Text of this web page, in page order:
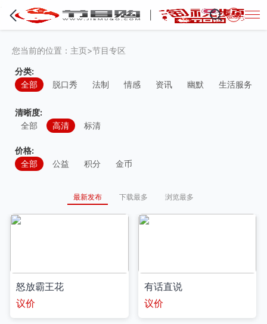
登录
您当前的位置： 主页>节目专区
分类:
全部
脱口秀 法制 情感 资讯 幽默 生活服务
清晰度:
全部
高清 标清
价格:
全部
公益 积分 金币
最新发布 下载最多 浏览最多
怒放霸王花
议价
有话直说
议价